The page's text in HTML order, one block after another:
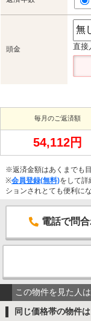
頭金 直接
毎月のご返済額
54,112円
※返済金額はあくまでも目
※会員登録(無料)をして詳
ションされとても便利にな
電話で問
この物件を見た人
同じ価格帯の物件